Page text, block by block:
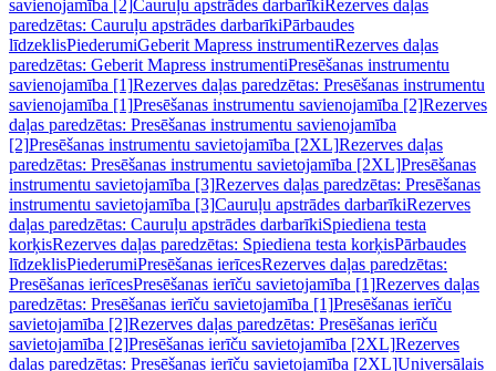
savienojamība [2]Cauruļu apstrādes darbarīkiRezerves daļas
paredzētas: Cauruļu apstrādes darbarīkiPārbaudes
līdzeklisPiederumiGeberit Mapress instrumentiRezerves daļas
paredzētas: Geberit Mapress instrumentiPresēšanas instrumentu
savienojamība [1]Rezerves daļas paredzētas: Presēšanas instrumentu
savienojamība [1]Presēšanas instrumentu savienojamība [2]Rezerves
daļas paredzētas: Presēšanas instrumentu savienojamība
[2]Presēšanas instrumentu savietojamība [2XL]Rezerves daļas
paredzētas: Presēšanas instrumentu savietojamība [2XL]Presēšanas
instrumentu savietojamība [3]Rezerves daļas paredzētas: Presēšanas
instrumentu savietojamība [3]Cauruļu apstrādes darbarīkiRezerves
daļas paredzētas: Cauruļu apstrādes darbarīkiSpiediena testa
korķisRezerves daļas paredzētas: Spiediena testa korķisPārbaudes
līdzeklisPiederumiPresēšanas ierīcesRezerves daļas paredzētas:
Presēšanas ierīcesPresēšanas ierīču savietojamība [1]Rezerves daļas
paredzētas: Presēšanas ierīču savietojamība [1]Presēšanas ierīču
savietojamība [2]Rezerves daļas paredzētas: Presēšanas ierīču
savietojamība [2]Presēšanas ierīču savietojamība [2XL]Rezerves
daļas paredzētas: Presēšanas ierīču savietojamība [2XL]Universālais